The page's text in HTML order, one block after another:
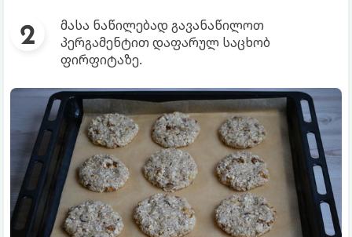
მასა ნაწილებად გავანაწილოთ
პერგამენტით დაფარულ საცხობ
ფირფიტაზე.